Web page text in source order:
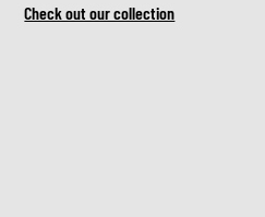
Check out our collection